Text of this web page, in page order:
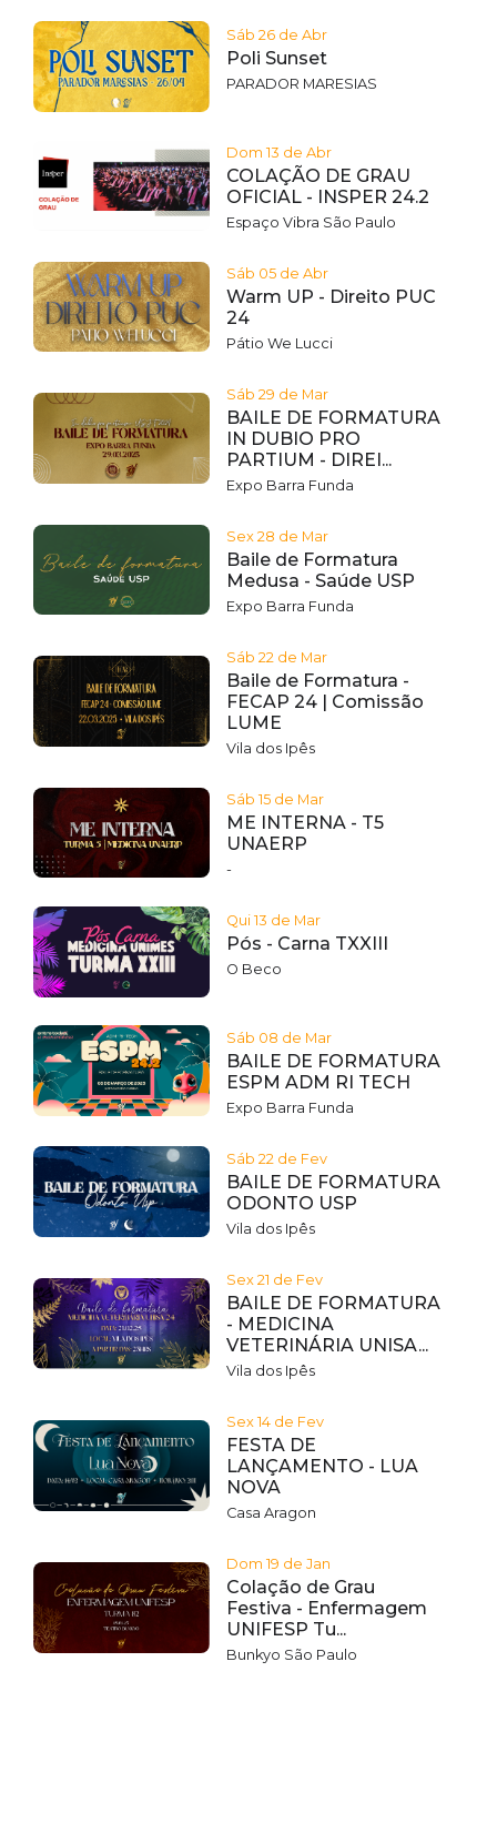
Sáb 26 de Abr
Poli Sunset
PARADOR MARESIAS
Dom 13 de Abr
COLAÇÃO DE GRAU
OFICIAL - INSPER 24.2
Espaço Vibra São Paulo
Sáb 05 de Abr
Warm UP - Direito PUC
24
Pátio We Lucci
Sáb 29 de Mar
BAILE DE FORMATURA
IN DUBIO PRO
PARTIUM - DIREI...
Expo Barra Funda
Sex 28 de Mar
Baile de Formatura
Medusa - Saúde USP
Expo Barra Funda
Sáb 22 de Mar
Baile de Formatura -
FECAP 24 | Comissão
LUME
Vila dos Ipês
Sáb 15 de Mar
ME INTERNA - T5
UNAERP
-
Qui 13 de Mar
Pós - Carna TXXIII
O Beco
Sáb 08 de Mar
BAILE DE FORMATURA
ESPM ADM RI TECH
Expo Barra Funda
Sáb 22 de Fev
BAILE DE FORMATURA
ODONTO USP
Vila dos Ipês
Sex 21 de Fev
BAILE DE FORMATURA
- MEDICINA
VETERINÁRIA UNISA...
Vila dos Ipês
Sex 14 de Fev
FESTA DE
LANÇAMENTO - LUA
NOVA
Casa Aragon
Dom 19 de Jan
Colação de Grau
Festiva - Enfermagem
UNIFESP Tu...
Bunkyo São Paulo